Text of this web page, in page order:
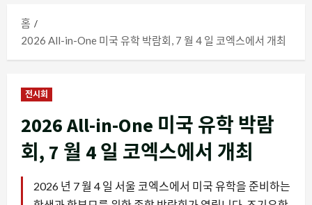
메
뉴
홈
2026 All-in-One 미국 유학 박람회, 7 월 4 일 코엑스에서 개최
전시회
2026 All-in-One 미국 유학 박람
회, 7 월 4 일 코엑스에서 개최
2026 년 7 월 4 일 서울 코엑스에서 미국 유학을 준비하는